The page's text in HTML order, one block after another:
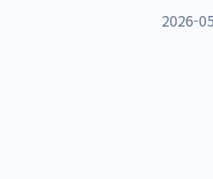
2026-